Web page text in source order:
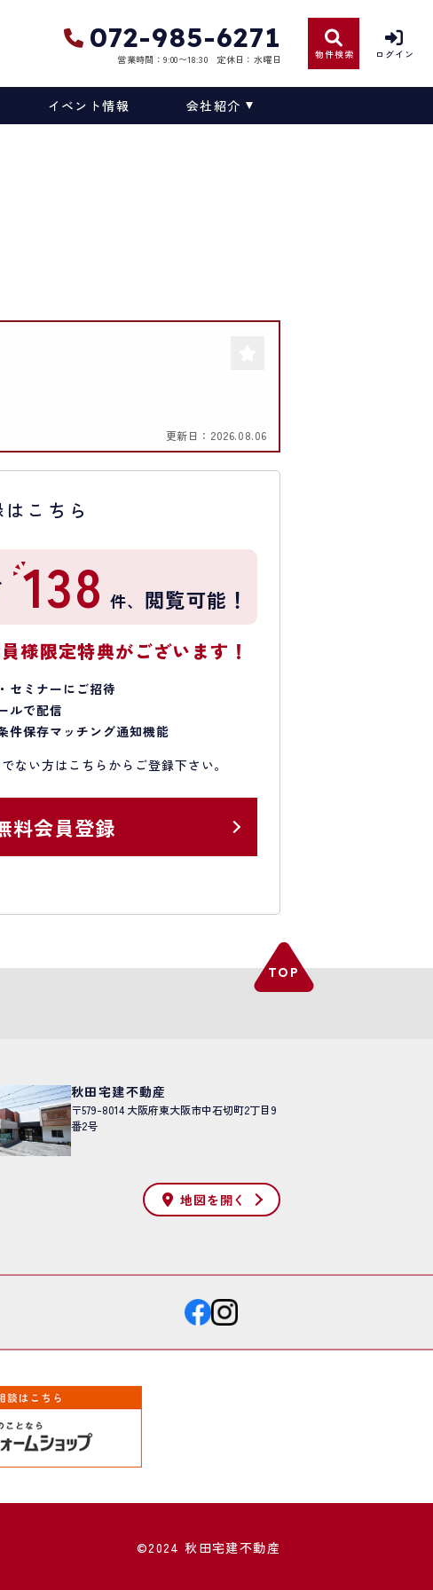
072-985-6271
営業時間：9:00〜18:30 定休日：水曜日 物件検索 ログイン
イベント情報 会社紹介
更新日： 2026.08.06
こちら
138 件、 閲覧可能！
様限定特典がございます！
セミナーにご招待
ルで配信
件保存マッチング通知機能
ない方はこちらからご登録下さい。
料会員登録
秋田宅建不動産
〒579-8014大阪府東大阪市中石切町2丁目9
番2号
地図を開く
©2024 秋田宅建不動産